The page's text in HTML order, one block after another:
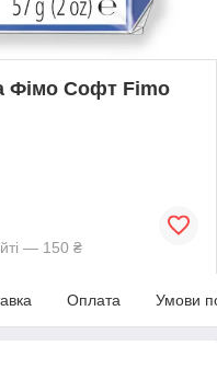
Фімо Софт Fimo
— 150 ₴
Оплата Умови